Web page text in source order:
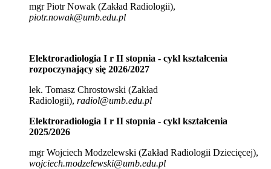
mgr Piotr Nowak (Zakład Radiologii),
piotr.nowak@umb.edu.pl
Elektroradiologia I r II stopnia - cykl kształcenia
rozpoczynający się 2026/2027
lek. Tomasz Chrostowski (Zakład
Radiologii), radiol@umb.edu.pl
Elektroradiologia I r II stopnia - cykl kształcenia
2025/2026
mgr Wojciech Modzelewski (Zakład Radiologii Dziecięcej),
wojciech.modzelewski@umb.edu.pl